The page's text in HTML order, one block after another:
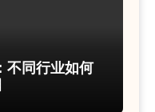
不同行业如何